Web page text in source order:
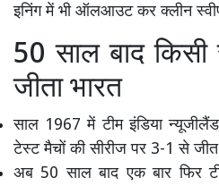
इनिंग में भी ऑलआउट कर क्लीन
50 साल बाद
जीता भारत
साल 1967 में टीम इंडिया
टेस्ट मैचों की सीरीज पर 3-1 से जीत
अब 50 साल बाद एक बार फिर